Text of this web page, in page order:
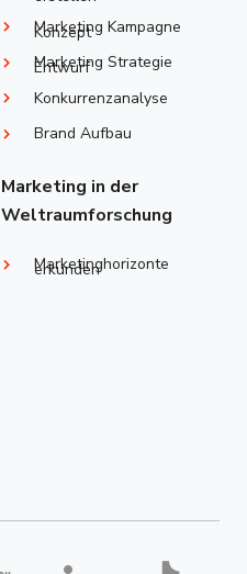
Marketing Kampagne
Konzept
Marketing Strategie
Entwurf
Konkurrenzanalyse
Brand Aufbau
Marketing in der
Weltraumforschung
Marketinghorizonte
erkunden